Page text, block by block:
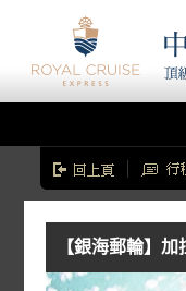
【銀海郵輪】